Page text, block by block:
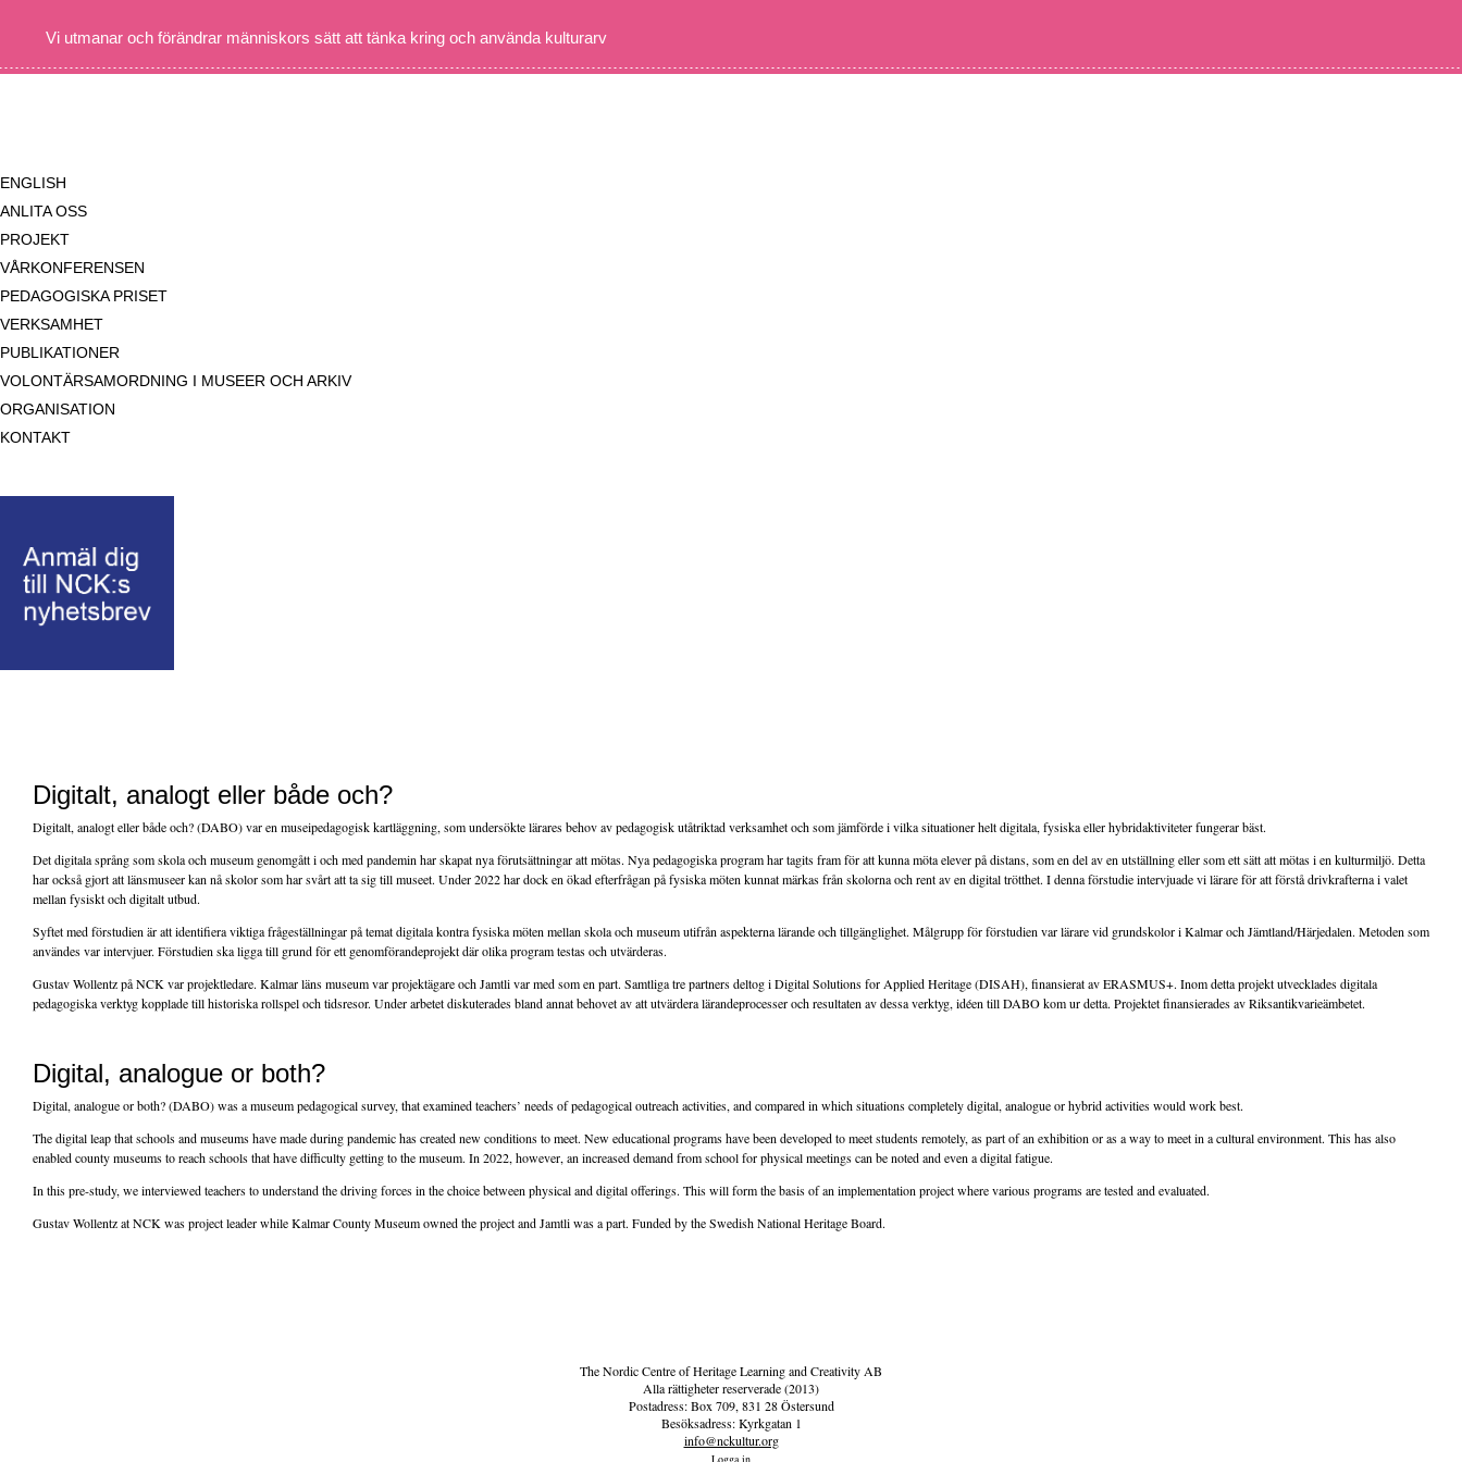
Vi utmanar och förändrar människors sätt att tänka kring och använda kulturarv
ENGLISH
ANLITA OSS
PROJEKT
VÅRKONFERENSEN
PEDAGOGISKA PRISET
VERKSAMHET
PUBLIKATIONER
VOLONTÄRSAMORDNING I MUSEER OCH ARKIV
ORGANISATION
KONTAKT
Digitalt, analogt eller både och?
Digitalt, analogt eller både och? (DABO) var en museipedagogisk kartläggning, som undersökte lärares behov av pedagogisk utåtriktad verksamhet och som jämförde i vilka situationer helt digitala, fysiska eller hybridaktiviteter fungerar bäst.
Det digitala språng som skola och museum genomgått i och med pandemin har skapat nya förutsättningar att mötas. Nya pedagogiska program har tagits fram för att kunna möta elever på distans, som en del av en utställning eller som ett sätt att mötas i en kulturmiljö. Detta
har också gjort att länsmuseer kan nå skolor som har svårt att ta sig till museet. Under 2022 har dock en ökad efterfrågan på fysiska möten kunnat märkas från skolorna och rent av en digital trötthet. I denna förstudie intervjuade vi lärare för att förstå drivkrafterna i valet
mellan fysiskt och digitalt utbud.
Syftet med förstudien är att identifiera viktiga frågeställningar på temat digitala kontra fysiska möten mellan skola och museum utifrån aspekterna lärande och tillgänglighet. Målgrupp för förstudien var lärare vid grundskolor i Kalmar och Jämtland/Härjedalen. Metoden som
användes var intervjuer. Förstudien ska ligga till grund för ett genomförandeprojekt där olika program testas och utvärderas.
Gustav Wollentz på NCK var projektledare. Kalmar läns museum var projektägare och Jamtli var med som en part. Samtliga tre partners deltog i Digital Solutions for Applied Heritage (DISAH), finansierat av ERASMUS+. Inom detta projekt utvecklades digitala
pedagogiska verktyg kopplade till historiska rollspel och tidsresor. Under arbetet diskuterades bland annat behovet av att utvärdera lärandeprocesser och resultaten av dessa verktyg, idéen till DABO kom ur detta. Projektet finansierades av Riksantikvarieämbetet.
Digital, analogue or both?
Digital, analogue or both? (DABO) was a museum pedagogical survey, that examined teachers’ needs of pedagogical outreach activities, and compared in which situations completely digital, analogue or hybrid activities would work best.
The digital leap that schools and museums have made during pandemic has created new conditions to meet. New educational programs have been developed to meet students remotely, as part of an exhibition or as a way to meet in a cultural environment. This has also
enabled county museums to reach schools that have difficulty getting to the museum. In 2022, however, an increased demand from school for physical meetings can be noted and even a digital fatigue.
In this pre-study, we interviewed teachers to understand the driving forces in the choice between physical and digital offerings. This will form the basis of an implementation project where various programs are tested and evaluated.
Gustav Wollentz at NCK was project leader while Kalmar County Museum owned the project and Jamtli was a part. Funded by the Swedish National Heritage Board.
The Nordic Centre of Heritage Learning and Creativity AB
Alla rättigheter reserverade (2013)
Postadress: Box 709, 831 28 Östersund
Besöksadress: Kyrkgatan 1
info@nckultur.org
Logga in